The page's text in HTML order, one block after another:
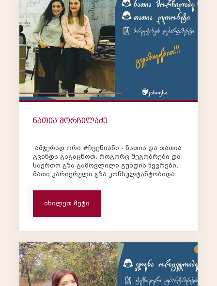
ნათია მორჩილაძე
ამჯერად ორი #ჩვენიანი - ნათია და თათია
გვინდა გაგაცნოთ, როგორც მეგობრები და
საერთო გზა გამოვლილი გუნდის წევრები.
მათი კარიერული გზა კონსულტანტობიდან
დეპარტამენტის თანამშრომლები არიან.
ნათია: - დღევანდელი დღესავით მახსოვს,
როდესაც გავხდი ნიკორას დიდი გუნდის
ერთ...
იხილეთ მეტი